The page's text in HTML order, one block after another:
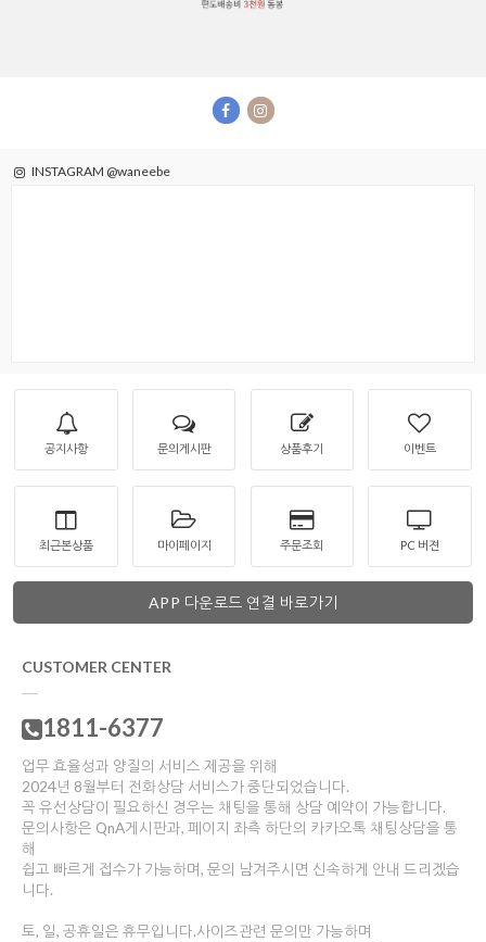
INSTAGRAM @waneebe
공지사항 문의게시판 상품후기 이벤트
최근본상품 마이페이지 주문조회 PC 버젼
APP 다운로드 연결 바로가기
CUSTOMER CENTER
1811-6377
업무 효율성과 양질의 서비스 제공을 위해
2024년 8월부터 전화상담 서비스가 중단되었습니다.
꼭 유선상담이 필요하신 경우는 채팅을 통해 상담 예약이 가능합니다.
문의사항은 QnA게시판과, 페이지 좌측 하단의 카카오톡 채팅상담을 통
해
쉽고 빠르게 접수가 가능하며, 문의 남겨주시면 신속하게 안내 드리겠습
니다.
토, 일, 공휴일은 휴무입니다.사이즈관련 문의만 가능하며